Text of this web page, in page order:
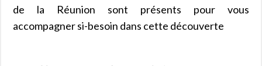
de la Réunion sont présents pour vous
accompagner si-besoin dans cette découverte